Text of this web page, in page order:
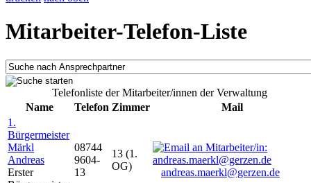
Mitarbeiter-Telefon-Liste
Telefonliste der Mitarbeiter/innen der Verwaltung
Name
Telefon Zimmer
Mail
1.
Bürgermeister
Märkl
Andreas
Erster
08744
9604-
13
13 (1.
OG)
andreas.maerkl@gerzen.de